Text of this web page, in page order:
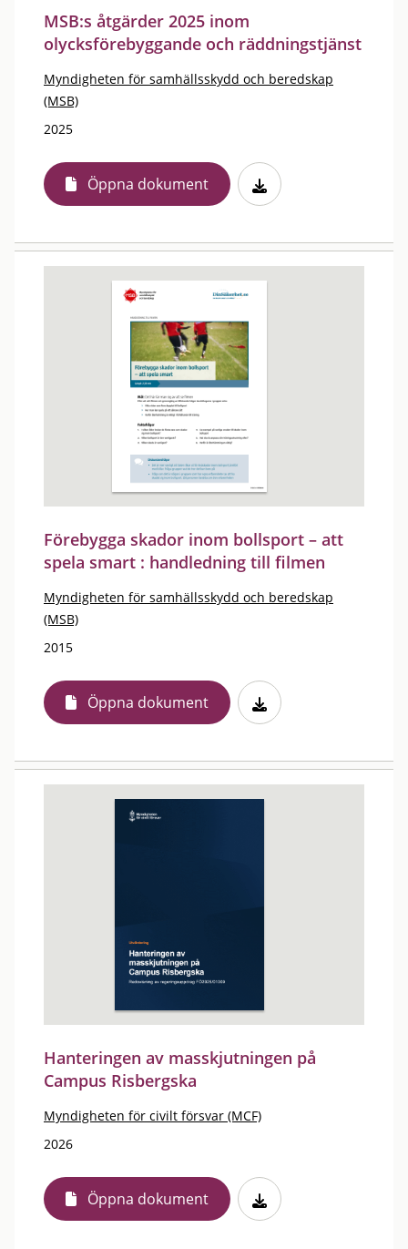
MSB:s åtgärder 2025 inom
olycksförebyggande och räddningstjänst
Myndigheten för samhällsskydd och beredskap
(MSB)
2025
Öppna dokument
Förebygga skador inom bollsport – att
spela smart : handledning till filmen
Myndigheten för samhällsskydd och beredskap
(MSB)
2015
Öppna dokument
Hanteringen av masskjutningen på
Campus Risbergska
Myndigheten för civilt försvar (MCF)
2026
Öppna dokument